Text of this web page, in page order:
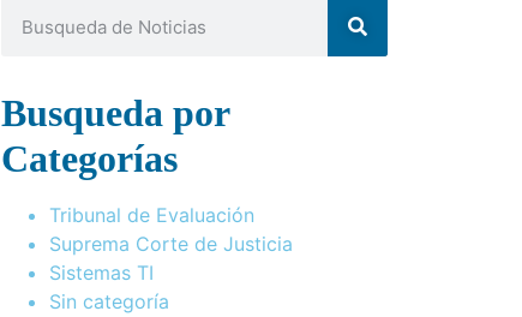
Busqueda por
Categorías
Tribunal de Evaluación
Suprema Corte de Justicia
Sistemas TI
Sin categoría